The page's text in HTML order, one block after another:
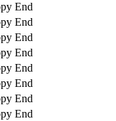
End
End
End
End
End
End
End
End